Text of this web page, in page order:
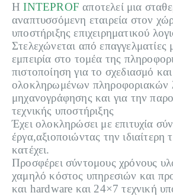
ΗINTEPROF αποτελεί μια
αναπτυσσόμενη εταιρεία στον
υποστήριξης επιχειρηματικού
Στελεχώνεται από επαγγελματίες
εμπειρία στο τομέα της
πιστοποίηση για το σχεδιασμό
ολοκληρωμένων πληροφοριακών
μηχανογράφησης και για την
τεχνικής υποστήριξης
Έχει ολοκληρώσει με επιτυχία
έργα,αξιοποιώντας την ιδιαίτερη
κατέχει.
Προσφέρει σύντομους χρόνους
χαμηλό κόστος υπηρεσιών και
και hardware και 24×7 τεχνική